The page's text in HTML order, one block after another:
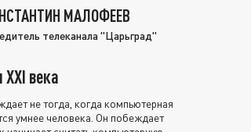
МАЛОФЕЕВ
телеканала "Царьград"
века
не тогда, когда компьютерная
умнее человека. Он побеждает